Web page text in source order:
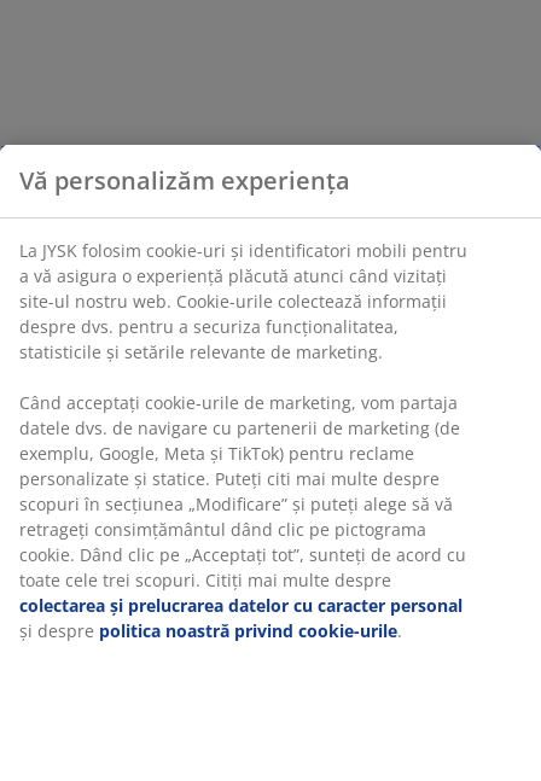
Vă personalizăm experiența
La JYSK folosim cookie-uri și identificatori mobili pentru
a vă asigura o experiență plăcută atunci când vizitați
site-ul nostru web. Cookie-urile colectează informații
despre dvs. pentru a securiza funcționalitatea,
statisticile și setările relevante de marketing.
Când acceptați cookie-urile de marketing, vom partaja
datele dvs. de navigare cu partenerii de marketing (de
exemplu, Google, Meta și TikTok) pentru reclame
personalizate și statice. Puteți citi mai multe despre
scopuri în secțiunea „Modificare” și puteți alege să vă
retrageți consimțământul dând clic pe pictograma
cookie. Dând clic pe „Acceptați tot”, sunteți de acord cu
toate cele trei scopuri. Citiți mai multe despre
colectarea și prelucrarea datelor cu caracter personal
și despre politica noastră privind cookie-urile.